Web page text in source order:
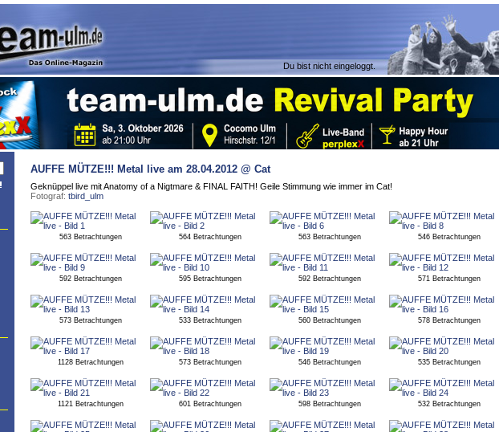
Du bist nicht eingeloggt.
AUFFE MÜTZE!!! Metal live am 28.04.2012 @ Cat
Geknüppel live mit Anatomy of a Nigtmare & FINAL FAITH! Geile Stimmung wie immer im Cat!
Fotograf: tbird_ulm
563 Betrachtungen 564 Betrachtungen 563 Betrachtungen 546 Betrachtungen
592 Betrachtungen 595 Betrachtungen 592 Betrachtungen 571 Betrachtungen
573 Betrachtungen 533 Betrachtungen 560 Betrachtungen 578 Betrachtungen
1128 Betrachtungen 573 Betrachtungen 546 Betrachtungen 535 Betrachtungen
1121 Betrachtungen 601 Betrachtungen 598 Betrachtungen 532 Betrachtungen